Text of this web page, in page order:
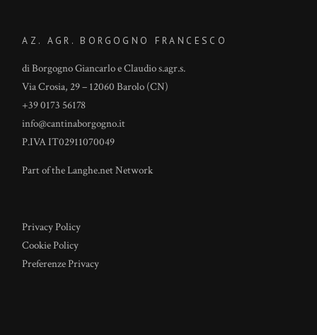
AZ. AGR. BORGOGNO FRANCESCO
di Borgogno Giancarlo e Claudio s.agr.s.
Via Crosia, 29 – 12060 Barolo (CN)
+39 0173 56178
info@cantinaborgogno.it
P.IVA IT02911070049
Part of theLanghe.netNetwork
Privacy Policy
Cookie Policy
Preferenze Privacy